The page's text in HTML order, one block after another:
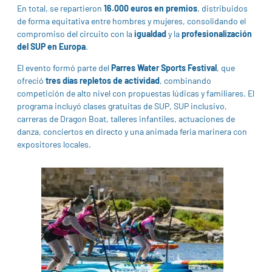
En total, se repartieron 16.000 euros en premios, distribuidos
de forma equitativa entre hombres y mujeres, consolidando el
compromiso del circuito con laigualdady laprofesionalización
del SUP en Europa.
El evento formó parte delParres Water Sports Festival, que
ofreció tres días repletos de actividad, combinando
competición de alto nivel con propuestas lúdicas y familiares. El
programa incluyó clases gratuitas de SUP, SUP inclusivo,
carreras de Dragon Boat, talleres infantiles, actuaciones de
danza, conciertos en directo y una animada feria marinera con
expositores locales.